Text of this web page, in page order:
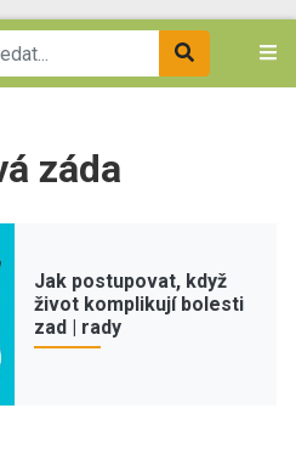
záda
Jak postupovat, když
život komplikují bolesti
zad | rady